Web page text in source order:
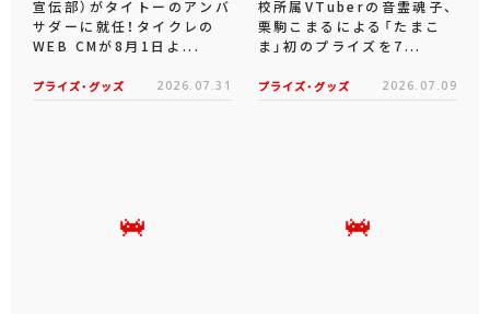
宣伝部）がタイトーのアンバ
サダーに就任！タイクレの
WEB CMが8月1日よ...
プライズ・グッズ 2026.07.31
校所属VTuberの音霊魂子、
栗駒こまるによる「たまこ
ま」初のプライズを7...
プライズ・グッズ 2026.07.09